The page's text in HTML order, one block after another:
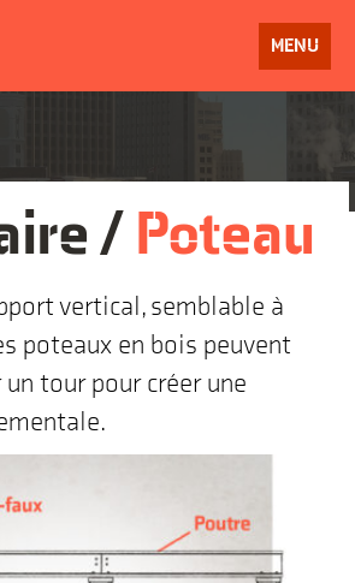
OUVRIR
LE
MENU
/Poteau
vertical, semblable à
poteaux en bois peuvent
tour pour créer une